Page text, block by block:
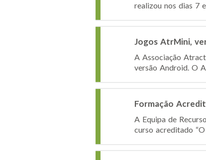
realizou nos dias 7
Jogos AtrMini,
A Associação
versão Android. O
Formação
A Equipa de
curso acreditado